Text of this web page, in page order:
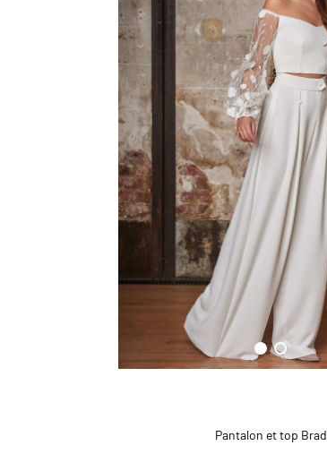
Pantalon et top Brad